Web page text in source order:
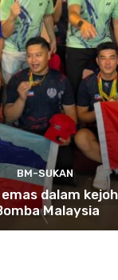
BM-SUKAN
dalam
Malaysia